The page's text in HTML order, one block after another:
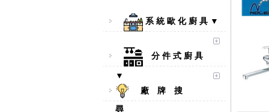
系 統 歐 化 廚 具 ▼
分 件 式 廚 具
▼
廠 牌 搜
尋